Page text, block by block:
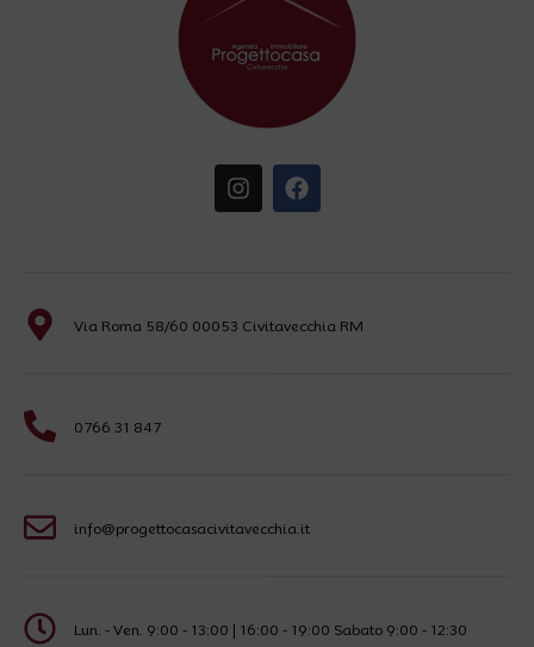
Via Roma 58/60 00053 Civitavecchia RM
0766 31 847
info@progettocasacivitavecchia.it
Lun. - Ven. 9:00 - 13:00 | 16:00 - 19:00 Sabato 9:00 - 12:30